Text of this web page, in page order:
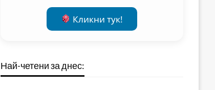
Кликни тук!
Най-четени за днес: